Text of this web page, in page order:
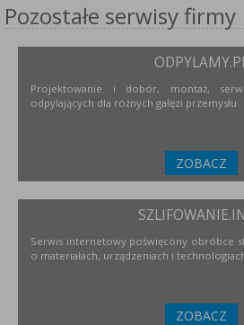
Pozostałe serwisy firmy
Projektowanie i dobór, montaż,
odpylających dla różnych gałęzi przemysłu.
ZOBACZ
Serwis internetowy poświęcony obróbce
o materiałach, urządzeniach i
ZOBACZ